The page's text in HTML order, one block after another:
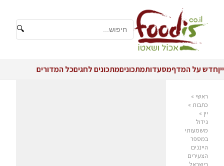
🔍
ייןחדש על המדףמסעדותמתכוניםמתכונים לחגיםכל המדורים
ראשי »
כתבות »
יין »
גידול
משמעותי
במספר
הייננים
הצעירים
בישראל